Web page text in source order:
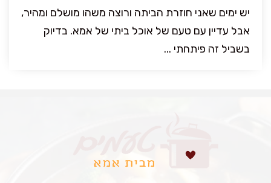
יש ימים שאני חוזרת הביתה ורוצה משהו מושלם ומהיר,
אבל עדיין עם טעם של אוכל ביתי של אמא. בדיוק
בשביל זה פיתחתי ...